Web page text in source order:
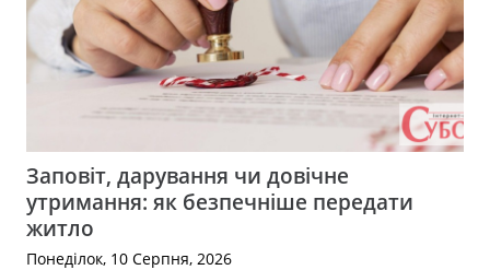
Заповіт, дарування чи довічне
утримання: як безпечніше передати
житло
Понеділок, 10 Серпня, 2026